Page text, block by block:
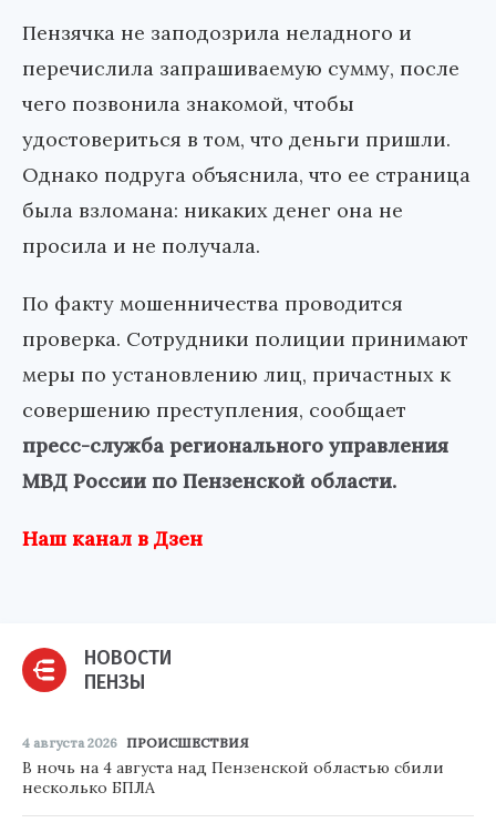
Пензячка не заподозрила неладного и
перечислила запрашиваемую сумму, после
чего позвонила знакомой, чтобы
удостовериться в том, что деньги пришли.
Однако подруга объяснила, что ее страница
была взломана: никаких денег она не
просила и не получала.
По факту мошенничества проводится
проверка. Сотрудники полиции принимают
меры по установлению лиц, причастных к
совершению преступления, сообщает
пресс-служба регионального управления
МВД России по Пензенской области.
Наш канал в Дзен
НОВОСТИ
ПЕНЗЫ
4 августа 2026 ПРОИСШЕСТВИЯ
В ночь на 4 августа над Пензенской областью сбили
несколько БПЛА